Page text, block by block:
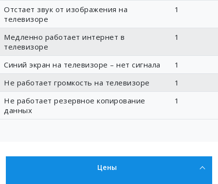
Отстает звук от изображения на
телевизоре
1
Медленно работает интернет в
телевизоре
1
Синий экран на телевизоре – нет сигнала
1
Не работает громкость на телевизоре
1
Не работает резервное копирование
данных
1
Цены